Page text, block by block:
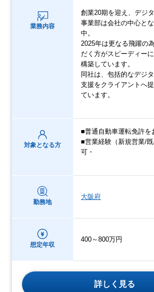
業務内容
創業20期を迎え、デジ
事業部は会社の中心と
中。
2025年は更なる飛躍の
だく方がスピーディー
構築しています。
同社は、包括的なデジ
支援をクライアントへ
ています。
対象となる方
■普通自動車運転免許を
■営業経験（新規営業/
可・
勤務地
大阪府
想定年収
400～800万円
詳しく見る